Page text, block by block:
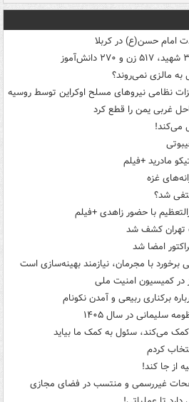
امام حسن(ع) در کربلا
به مالزی نمی‌روند؟
نظامی نیروهای مسلح اوکراین توسط روسیه
غربی یمن را قطع کرد
می‌کند!
مادرید +فیلم
غزه
شد؟
با حضور زاهدی +فیلم
تهران کشف شد
امضا شد
با مجرمان، نیازمند بهینه‌سازی است
کمیسیون امنیت ملی
برکناری ربیعی و آمدن نکونام
سلیمانی در سال ۱۴۰۵
می‌کند، سئول به کمک ما بیاید
کردم
از جا ‌کند!
صفحات غیررسمی و منتسب در فضای مجازی